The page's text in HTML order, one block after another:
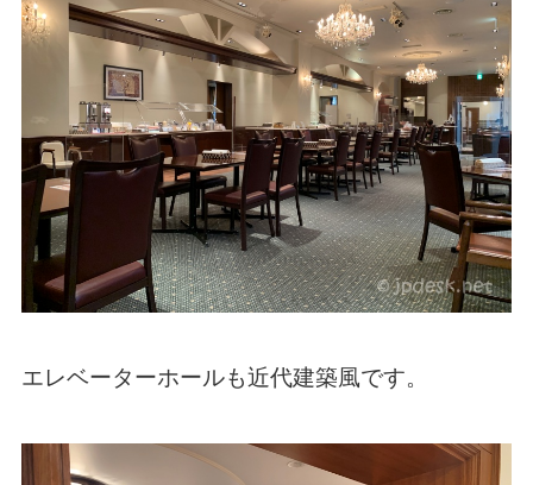
エレベーターホールも近代建築風です。